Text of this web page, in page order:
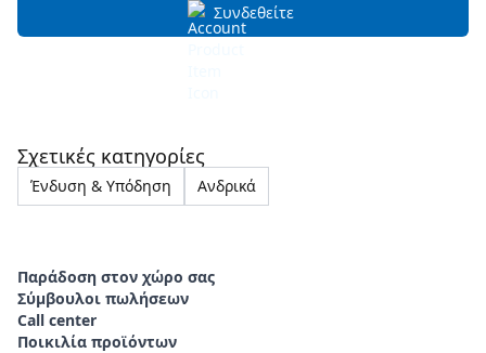
Συνδεθείτε
Σχετικές κατηγορίες
Ένδυση & Υπόδηση Ανδρικά
Παράδοση στον χώρο σας
Σύμβουλοι πωλήσεων
Call center
Ποικιλία προϊόντων